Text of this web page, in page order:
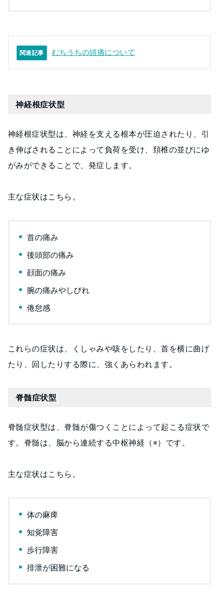
関連記事 むちうちの頭痛について
神経根症状型
神経根症状型は、神経を支える根本が圧迫されたり、引
き伸ばされることによって負荷を受け、頚椎の並びにゆ
がみができることで、発症します。
主な症状はこちら。
首の痛み
後頭部の痛み
顔面の痛み
腕の痛みやしびれ
倦怠感
これらの症状は、くしゃみや咳をしたり、首を横に曲げ
たり、回したりする際に、強くあらわれます。
脊髄症状型
脊髄症状型は、脊髄が傷つくことによって起こる症状で
す。脊髄は、脳から連続する中枢神経（※）です。
主な症状はこちら。
体の麻痺
知覚障害
歩行障害
排泄が困難になる